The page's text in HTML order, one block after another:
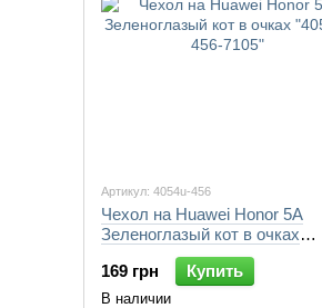
Артикул: 4054u-456
Чехол на Huawei Honor 5A
Зеленоглазый кот в очках
"4054u-456-7105"
169 грн
Купить
В наличии